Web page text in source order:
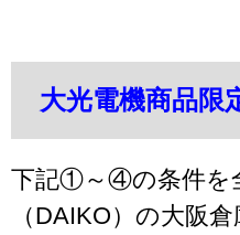
大光電機商品限
下記①～④の条件を
（DAIKO）の大阪